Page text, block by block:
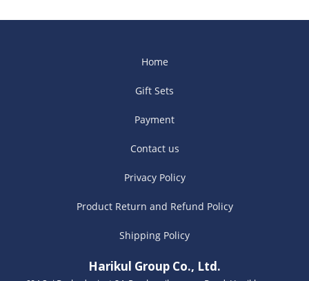
Home
Gift Sets
Payment
Contact us
Privacy Policy
Product Return and Refund Policy
Shipping Policy
Harikul Group Co., Ltd.